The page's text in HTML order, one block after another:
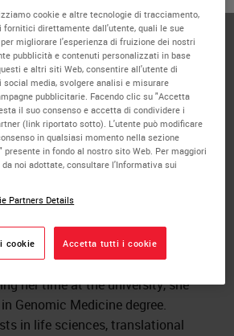
Applications Consultant at Leica
specializing in advanced staining
in life science applications.
of experience after graduating
Nottingham with a BSc (Hons)
She started her career as an
Scientist in the NHS working
the lead for her trust’s involvement
Project. Charlotte then worked at
as Tissue Services Manager
for managing a research Histology
IHC/ISH, and contributing to
her time at the university, she
Genomic Medicine degree.
in life sciences, translational
cookie e altre tecnologie di tracciamento,
fornitici direttamente dall'utente, quali le sue
migliorare l'esperienza di fruizione dei nostri
pubblicità e contenuti personalizzati in base
e altri siti Web, consentire all'utente di
media, svolgere analisi e misurare
pubblicitarie. Facendo clic su "Accetta
il suo consenso e accetta di condividere i
(link riportato sotto). L'utente può modificare
in qualsiasi momento nella sezione
in fondo al nostro sito Web. Per maggiori
noi adottate, consultare l'Informativa sui
Partners Details
cookie Accetta tutti i cookie